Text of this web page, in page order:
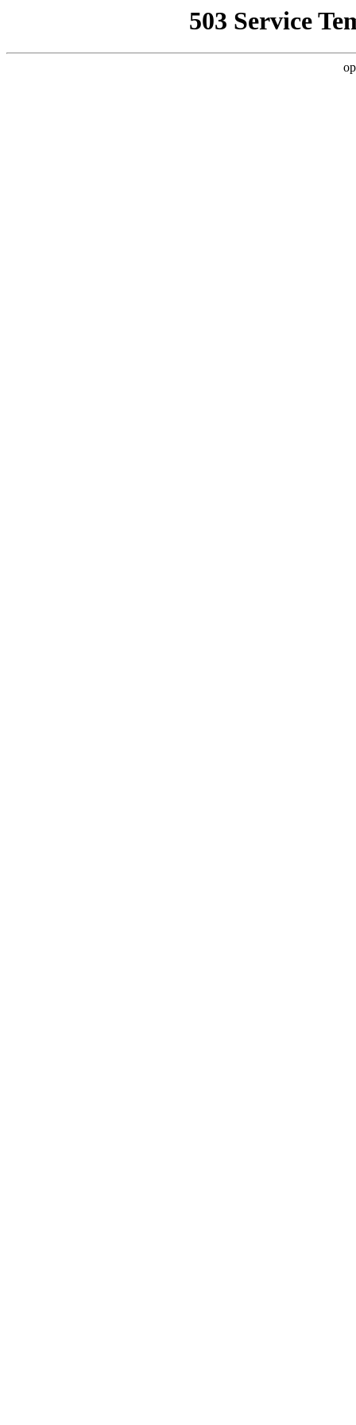
503 Service